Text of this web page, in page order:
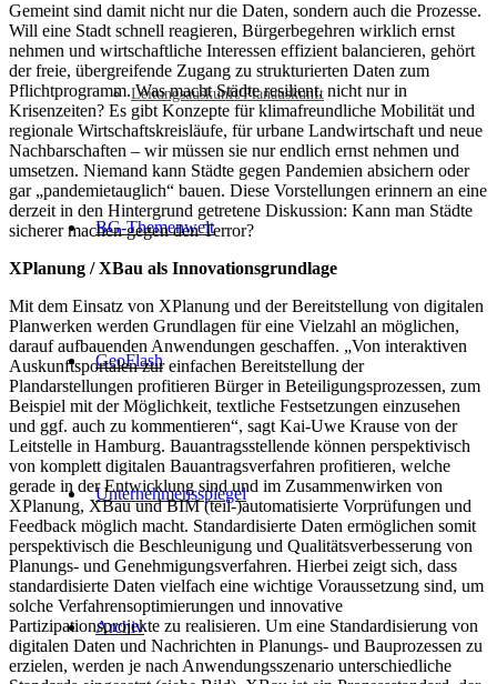
Leitungsauskunft/Planauskunft
BG-Themenwelt
GeoFlash
Unternehmensspiegel
Archiv
Gemeint sind damit nicht nur die Daten, sondern auch die Prozesse.
Will eine Stadt schnell reagieren, Bürgerbegehren wirklich ernst
nehmen und wirtschaftliche Interessen effizient balancieren, gehört
der freie, übergreifende Zugang zu strukturierten Daten zum
Pflichtprogramm. Was macht Städte resilient, nicht nur in
Krisenzeiten? Es gibt Konzepte für klimafreundliche Mobilität und
regionale Wirtschaftskreisläufe, für urbane Landwirtschaft und neue
Nachbarschaften – wir müssen sie nur endlich ernst nehmen und
umsetzen. Niemand kann Städte gegen Pandemien absichern oder
gar „pandemietauglich“ bauen. Diese Vorstellungen erinnern an eine
derzeit in den Hintergrund getretene Diskussion: Kann man Städte
sicherer machen gegen den Terror?
XPlanung / XBau als Innovationsgrundlage
Mit dem Einsatz von XPlanung und der Bereitstellung von digitalen
Planwerken werden Grundlagen für eine Vielzahl an möglichen,
darauf aufbauenden Anwendungen geschaffen. „Von interaktiven
Auskunftsportalen zur einfachen Bereitstellung der
Plandarstellungen profitieren Bürger in Beteiligungsprozessen, zum
Beispiel mit der Möglichkeit, textliche Festsetzungen einzusehen
und ggf. auch zu kommentieren“, sagt Kai-Uwe Krause von der
Leitstelle in Hamburg. Bauantragsstellende können perspektivisch
von komplett digitalen Bauantragsverfahren profitieren, welche
gerade in der Entwicklung sind und im Zusammenwirken von
XPlanung, XBau und BIM (teil-)automatisierte Vorprüfungen und
Feedback möglich macht. Standardisierte Daten ermöglichen somit
perspektivisch die Beschleunigung und Qualitätsverbesserung von
Planungs- und Genehmigungsverfahren. Hierbei zeigt sich, dass
standardisierte Daten vielfach eine wichtige Voraussetzung sind, um
solche Verfahrensoptimierungen und innovative
Partizipationsprojekte zu realisieren. Um eine Standardisierung von
digitalen Daten und Nachrichten in Planungs- und Bauprozessen zu
erzielen, werden je nach Anwendungsszenario unterschiedliche